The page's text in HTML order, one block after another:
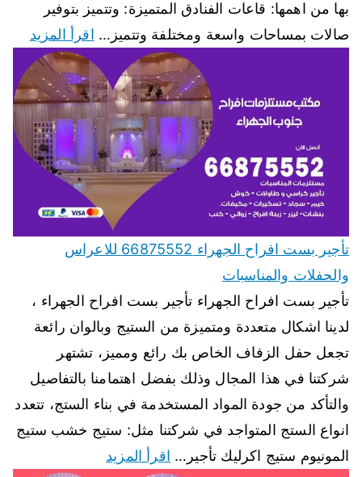
بها من اهمها: قاعات الفنادق المتميزة: وتتميز بتوفير
صالات بمساحات واسعة ومختلفة وتتميز… اقرأ المزيد
تأجير بست افراح الجهراء 66875552 للاعراس
والحفلات والمناسبات
تأجير بست افراح الجهراء تأجير بست افراح الجهراء ،
لدينا اشكال متعددة ومتميزة من الستيج وبالوان رائعة
تجعل حفل الزفاف الخاص بك رائع ومميز، تشتهر
شركتنا في هذا المجال وذلك بفضل اهتمامنا بالتفاصيل
والتأكد من جودة المواد المستخدمة في بناء الستج، تتعدد
انواع الستج المتواجد في شركتنا مثل: ستيج خشب ستيج
المونيوم ستيج اكرليك تأجير… اقرأ المزيد